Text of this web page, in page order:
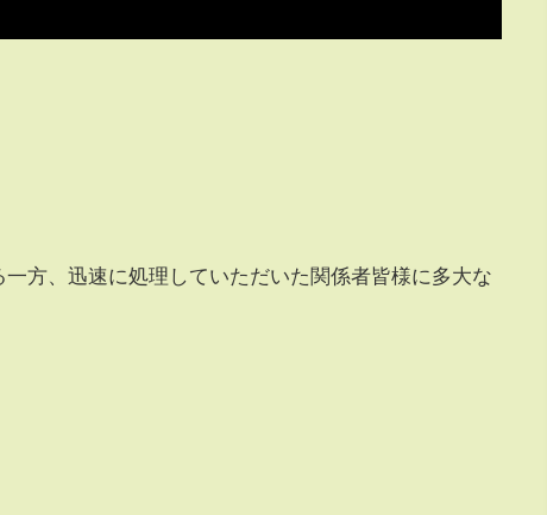
方、迅速に処理していただいた関係者皆様に多大な